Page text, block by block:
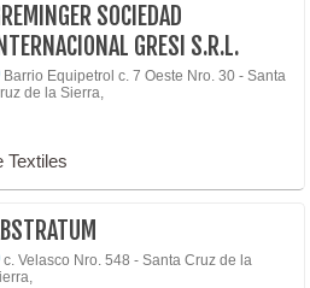
SOCIEDAD
INTERNACIONAL GRESI S.R.L.
Barrio Equipetrol c. 7 Oeste Nro. 30 - Santa
de la Sierra,
Textiles
c. Velasco Nro. 548 - Santa Cruz de la